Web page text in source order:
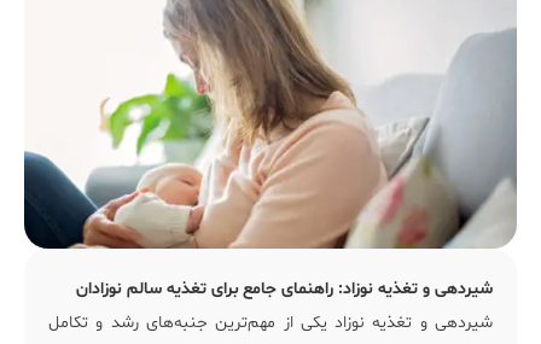
شیردهی و تغذیه نوزاد: راهنمای جامع برای تغذیه سالم نوزادان
شیردهی و تغذیه نوزادیکی از مهم‌ترین جنبه‌های رشد و تکامل